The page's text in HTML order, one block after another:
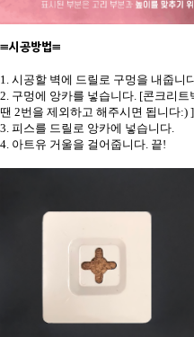
≡시공방법≡
1. 시공할 벽에 드릴로 구멍을 내줍니
2. 구멍에 앙카를 넣습니다. [콘크리
땐 2번을 제외하고 해주시면 됩니다:) ]
3. 피스를 드릴로 앙카에 넣습니다.
4. 아트유 거울을 걸어줍니다. 끝!